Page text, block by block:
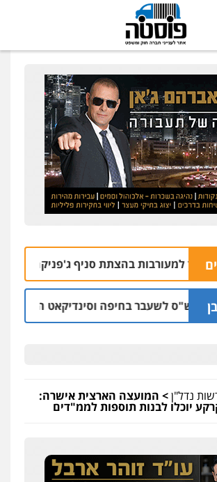
בהצתת סניף ג'פניקה בגבעתיים
ש"ס לשעבר בחיפה וסינדיקאט ההלוואות של
נדל"ן> המועצה הארצית אישרה:
יוכלו לבנות תוספות לממ"דים